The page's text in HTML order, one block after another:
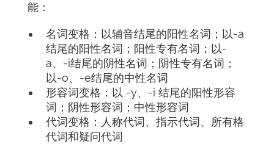
能：
名词变格：以辅音结尾的阳性名词；以-a
结尾的阳性名词；阳性专有名词；以-
a、-i结尾的阴性名词；阴性专有名词；
以-o、-e结尾的中性名词
形容词变格：以 -y、-i 结尾的阳性形容
词；阴性形容词；中性形容词
代词变格：人称代词、指示代词、所有格
代词和疑问代词